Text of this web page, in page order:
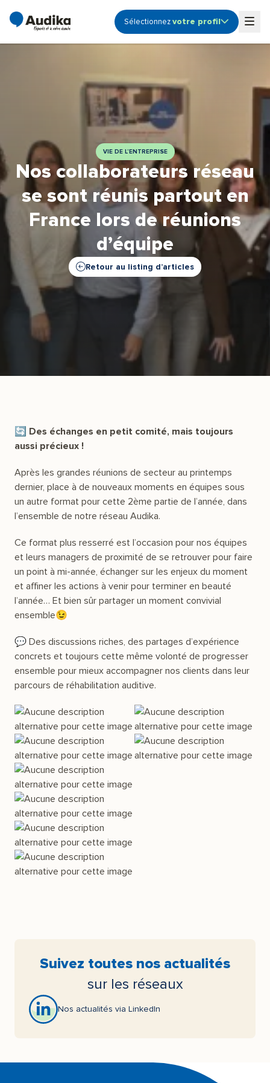
Sélectionnezvotre profil
Ouvrir le sous-menu profile
Fonction Support -
Propriétaire de centre
VIE DE L’ENTREPRISE
Nos collaborateurs réseau
se sont réunis partout en
France lors de réunions
d’équipe
Retour au listing d’articles
🔄 Des échanges en petit comité, mais toujours
aussi précieux !
Après les grandes réunions de secteur au printemps
dernier, place à de nouveaux moments en équipes sous
un autre format pour cette 2ème partie de l’année, dans
l’ensemble de notre réseau Audika.
Ce format plus resserré est l’occasion pour nos équipes
et leurs managers de proximité de se retrouver pour faire
un point à mi-année, échanger sur les enjeux du moment
et affiner les actions à venir pour terminer en beauté
l’année… Et bien sûr partager un moment convivial
ensemble😉
💬 Des discussions riches, des partages d’expérience
concrets et toujours cette même volonté de progresser
ensemble pour mieux accompagner nos clients dans leur
parcours de réhabilitation auditive.
Suivez toutes nos actualités
sur les réseaux
Nos actualités via LinkedIn